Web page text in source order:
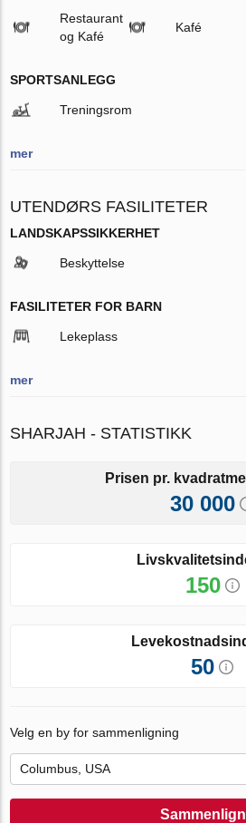
Restaurant
og Kafé
Kafé
SPORTSANLEGG
Treningsrom
mer
UTENDØRS FASILITETER
LANDSKAPSSIKKERHET
Beskyttelse
FASILITETER FOR BARN
Lekeplass
mer
SHARJAH - STATISTIKK
Prisen pr.
30 000
150
50
Velg en by for sammenligning
Sammenlign